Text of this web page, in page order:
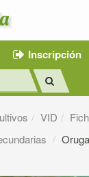
Inscripción
VID